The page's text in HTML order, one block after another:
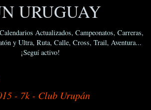
URUGUAY
Actualizados, Campeonatos, Carreras,
y Ultra, Ruta, Calle, Cross, Trail, Aventura...
¡Seguí activo!
- 7k - Club Urupán